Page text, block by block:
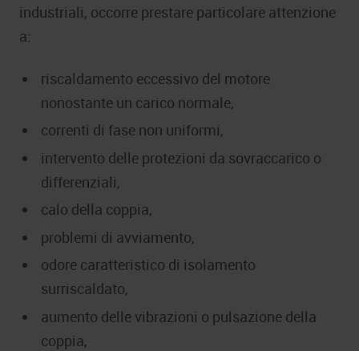
industriali, occorre prestare particolare attenzione
a:
riscaldamento eccessivo del motore
nonostante un carico normale,
correnti di fase non uniformi,
intervento delle protezioni da sovraccarico o
differenziali,
calo della coppia,
problemi di avviamento,
odore caratteristico di isolamento
surriscaldato,
aumento delle vibrazioni o pulsazione della
coppia,